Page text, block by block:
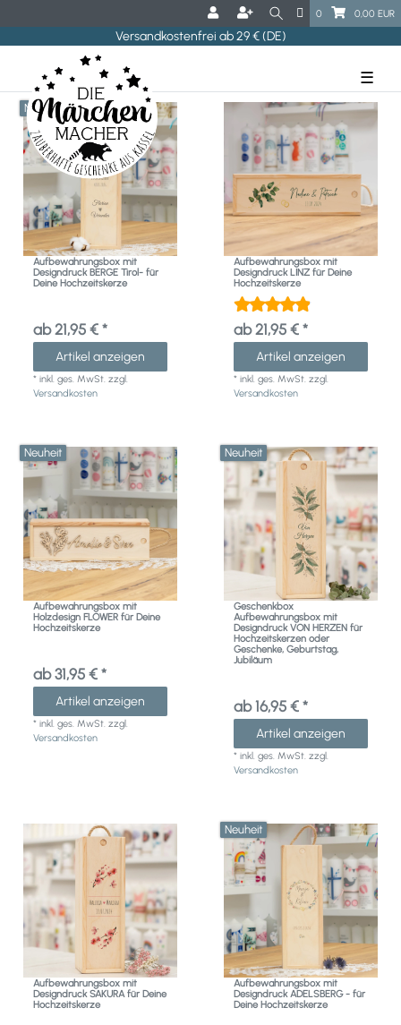
0 0,00 EUR
Versandkostenfrei ab 29 € (DE)
☰
Neuheit
Aufbewahrungsbox mit
Designdruck BERGE Tirol- für
Deine Hochzeitskerze
ab 21,95 € *
Artikel anzeigen
*inkl. ges. MwSt. zzgl.
Versandkosten
Aufbewahrungsbox mit
Designdruck LINZ für Deine
Hochzeitskerze
ab 21,95 € *
Artikel anzeigen
*inkl. ges. MwSt. zzgl.
Versandkosten
Neuheit
Aufbewahrungsbox mit
Holzdesign FLOWER für Deine
Hochzeitskerze
ab 31,95 € *
Artikel anzeigen
*inkl. ges. MwSt. zzgl.
Versandkosten
Neuheit
Geschenkbox
Aufbewahrungsbox mit
Designdruck VON HERZEN für
Hochzeitskerzen oder
Geschenke, Geburtstag,
Jubiläum
ab 16,95 € *
Artikel anzeigen
*inkl. ges. MwSt. zzgl.
Versandkosten
Aufbewahrungsbox mit
Designdruck SAKURA für Deine
Hochzeitskerze
Neuheit
Aufbewahrungsbox mit
Designdruck ADELSBERG - für
Deine Hochzeitskerze